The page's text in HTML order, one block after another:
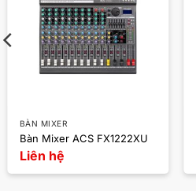
BÀN MIXER
Bàn Mixer ACS FX1222XU
Liên hệ